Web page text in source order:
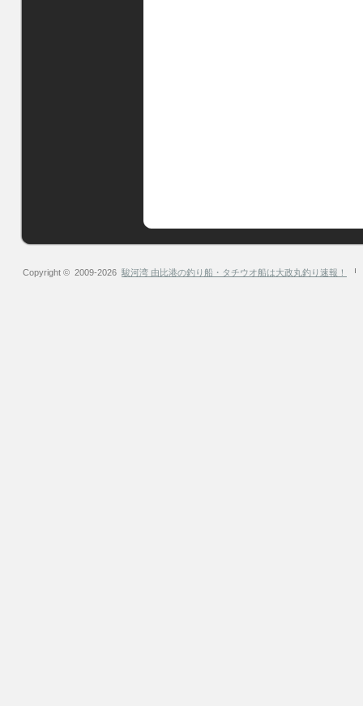
Copyright © 2009-2026 駿河湾 由比港の釣り船・タチウオ船は大政丸釣り速報！